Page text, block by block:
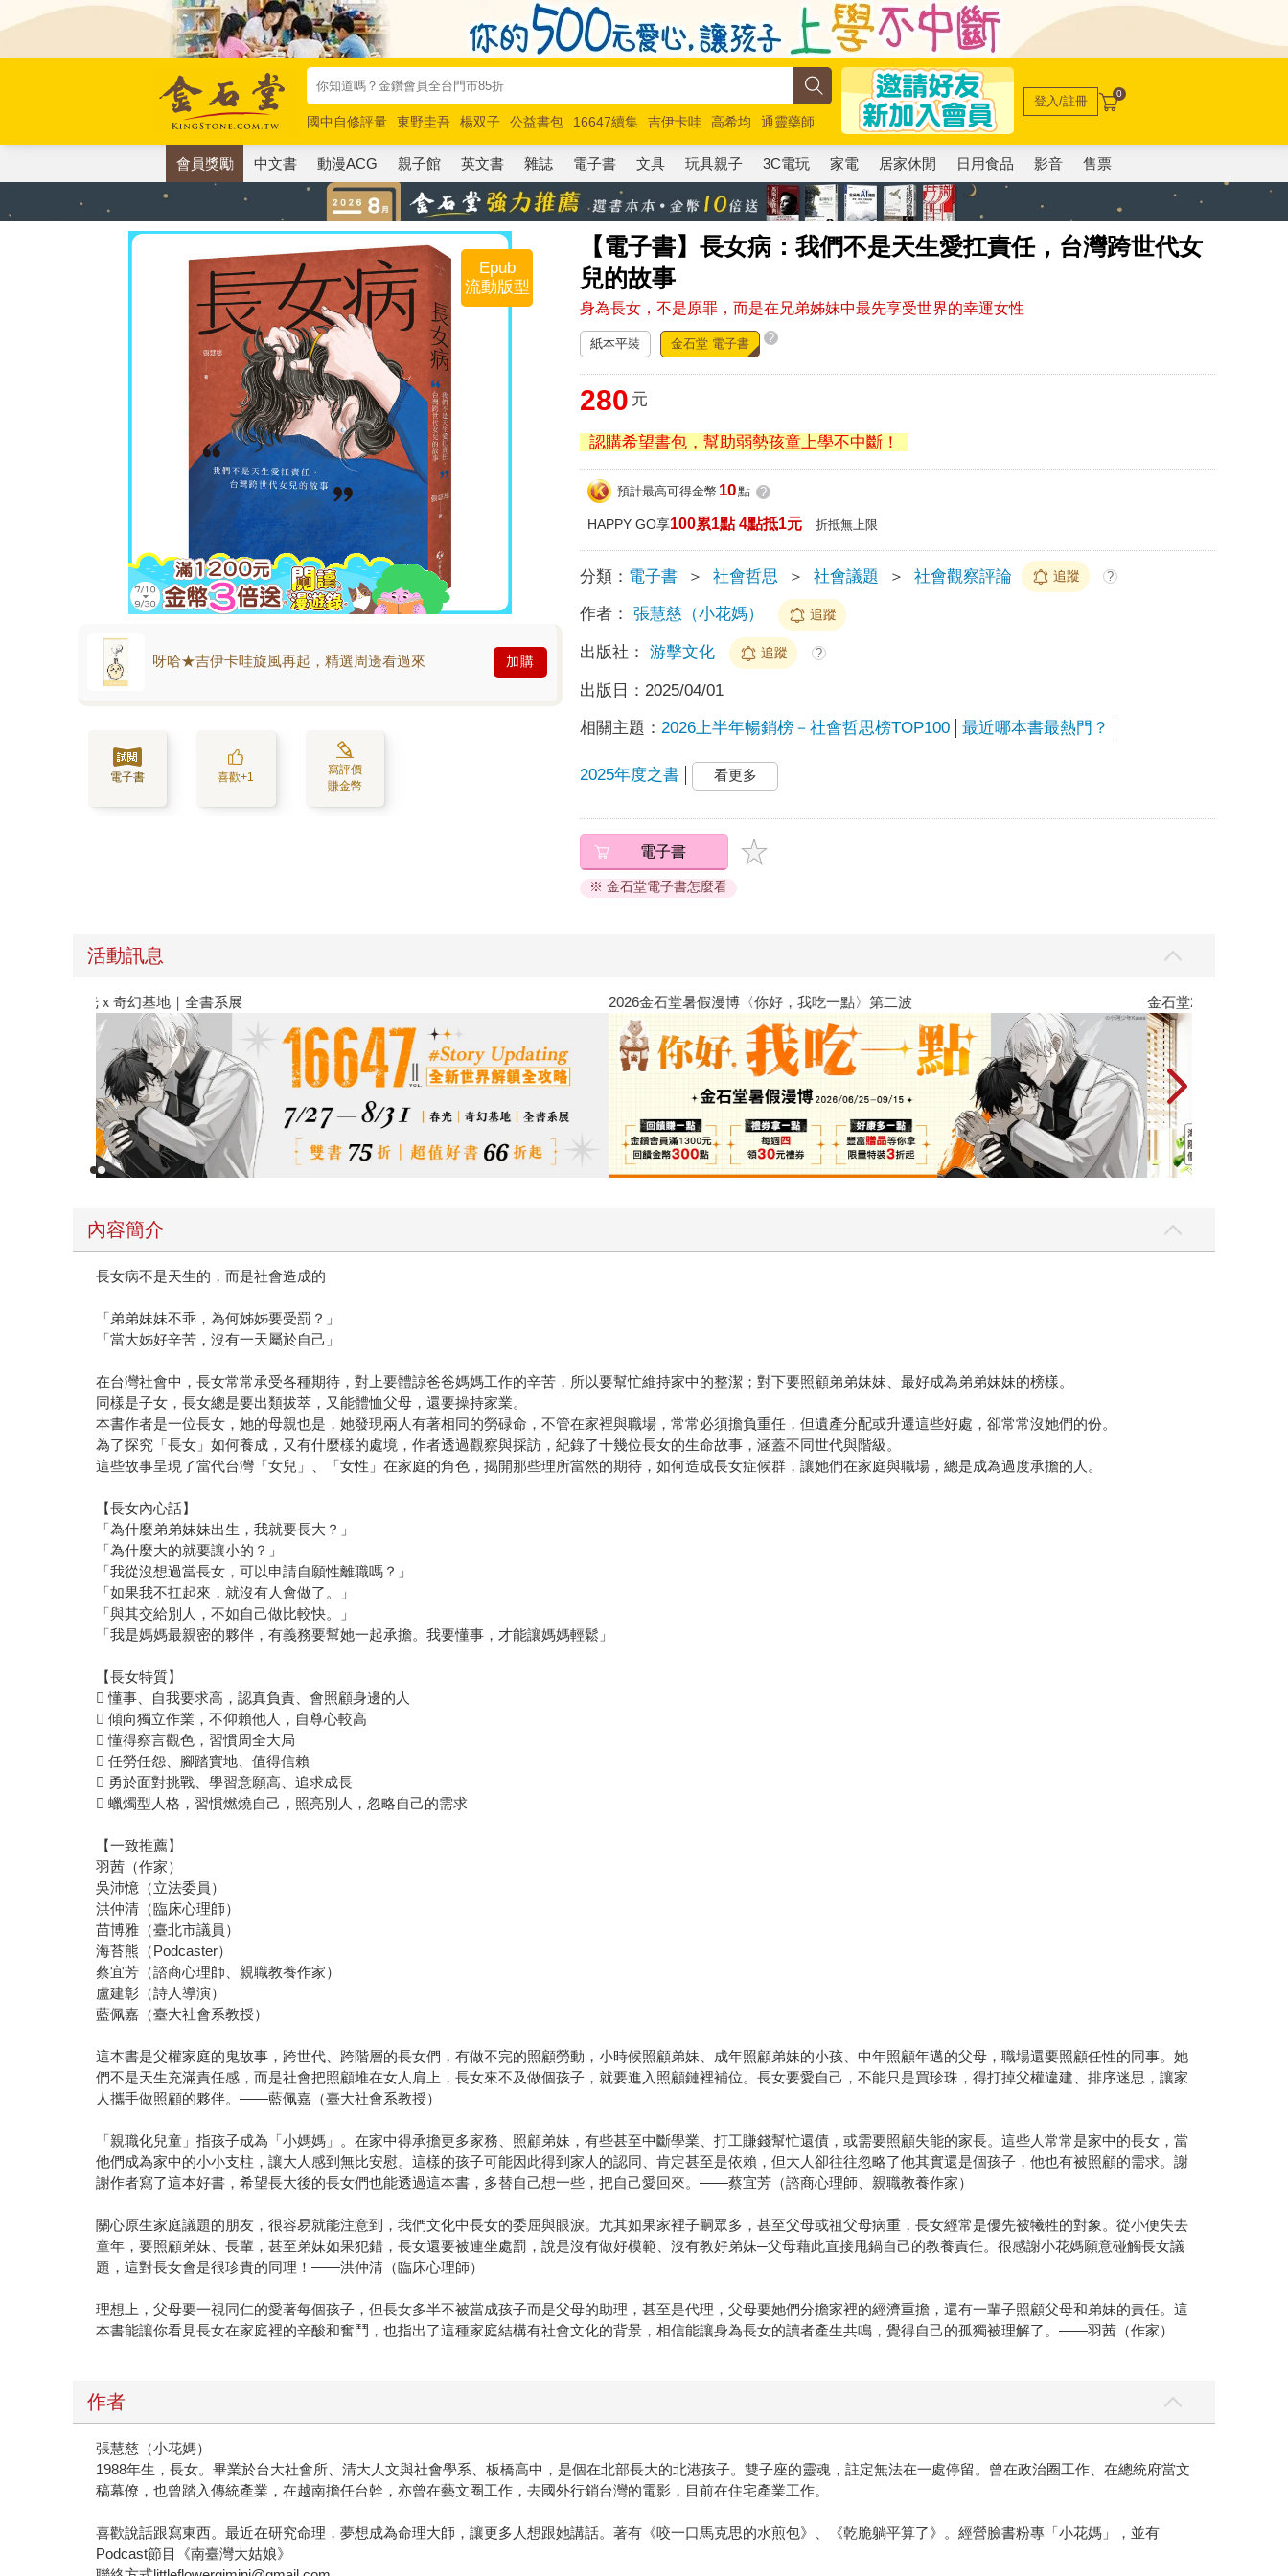
國中自修評量 東野圭吾 楊双子 公益書包 16647續集 吉伊卡哇 高希均
通靈藥師
唯紅花綻放
奧德賽 路邊攤新作 馬斯克 玩具總動員5 超慢跑
登入/註冊 0
會員獎勵 中文書 動漫ACG 親子館 英文書 雜誌 電子書 文具 玩具親子 3C電玩 家電 居家休閒 日用食品 影音 售票
【電子書】長女病：我們不是天生愛扛責任，台灣跨世代女
兒的故事
身為長女，不是原罪，而是在兄弟姊妹中最先享受世界的幸運女性
Epub
流動版型
呀哈★吉伊卡哇旋風再起，精選周邊看過來 加購
電子書 喜歡+1
寫評價
賺金幣
紙本平裝 金石堂 電子書 ?
280 元
認購希望書包，幫助弱勢孩童上學不中斷！
預計最高可得金幣 10點 ?
HAPPY GO享100累1點 4點抵1元 折抵無上限
分類： 電子書 ＞ 社會哲思 ＞ 社會議題 ＞ 社會觀察評論 追蹤 ?
作者： 張慧慈（小花媽） 追蹤
出版社： 游擊文化 追蹤 ?
出版日： 2025/04/01
相關主題： 2026上半年暢銷榜－社會哲思榜TOP100 最近哪本書最熱門？
2025年度之書 看更多
電子書
※ 金石堂電子書怎麼看
活動訊息
春光ｘ奇幻基地｜全書系展 2026金石堂暑假漫博〈你好，我吃一點〉第二波 金石堂2026海
內容簡介
長女病不是天生的，而是社會造成的
「弟弟妹妹不乖，為何姊姊要受罰？」
「當大姊好辛苦，沒有一天屬於自己」
在台灣社會中，長女常常承受各種期待，對上要體諒爸爸媽媽工作的辛苦，所以要幫忙維持家中的整潔；對下要照顧弟弟妹妹、最好成為弟弟妹妹的榜樣。
同樣是子女，長女總是要出類拔萃，又能體恤父母，還要操持家業。
本書作者是一位長女，她的母親也是，她發現兩人有著相同的勞碌命，不管在家裡與職場，常常必須擔負重任，但遺產分配或升遷這些好處，卻常常沒她們的份。
為了探究「長女」如何養成，又有什麼樣的處境，作者透過觀察與採訪，紀錄了十幾位長女的生命故事，涵蓋不同世代與階級。
這些故事呈現了當代台灣「女兒」、「女性」在家庭的角色，揭開那些理所當然的期待，如何造成長女症候群，讓她們在家庭與職場，總是成為過度承擔的人。
【長女內心話】
「為什麼弟弟妹妹出生，我就要長大？」
「為什麼大的就要讓小的？」
「我從沒想過當長女，可以申請自願性離職嗎？」
「如果我不扛起來，就沒有人會做了。」
「與其交給別人，不如自己做比較快。」
「我是媽媽最親密的夥伴，有義務要幫她一起承擔。我要懂事，才能讓媽媽輕鬆」
【長女特質】
 懂事、自我要求高，認真負責、會照顧身邊的人
 傾向獨立作業，不仰賴他人，自尊心較高
 懂得察言觀色，習慣周全大局
 任勞任怨、腳踏實地、值得信賴
 勇於面對挑戰、學習意願高、追求成長
 蠟燭型人格，習慣燃燒自己，照亮別人，忽略自己的需求
【一致推薦】
羽茜（作家）
吳沛憶（立法委員）
洪仲清（臨床心理師）
苗博雅（臺北市議員）
海苔熊（Podcaster）
蔡宜芳（諮商心理師、親職教養作家）
盧建彰（詩人導演）
藍佩嘉（臺大社會系教授）
這本書是父權家庭的鬼故事，跨世代、跨階層的長女們，有做不完的照顧勞動，小時候照顧弟妹、成年照顧弟妹的小孩、中年照顧年邁的父母，職場還要照顧任性的同事。她
們不是天生充滿責任感，而是社會把照顧堆在女人肩上，長女來不及做個孩子，就要進入照顧鏈裡補位。長女要愛自己，不能只是買珍珠，得打掉父權違建、排序迷思，讓家
人攜手做照顧的夥伴。——藍佩嘉（臺大社會系教授）
「親職化兒童」指孩子成為「小媽媽」。在家中得承擔更多家務、照顧弟妹，有些甚至中斷學業、打工賺錢幫忙還債，或需要照顧失能的家長。這些人常常是家中的長女，當
他們成為家中的小小支柱，讓大人感到無比安慰。這樣的孩子可能因此得到家人的認同、肯定甚至是依賴，但大人卻往往忽略了他其實還是個孩子，他也有被照顧的需求。謝
謝作者寫了這本好書，希望長大後的長女們也能透過這本書，多替自己想一些，把自己愛回來。——蔡宜芳（諮商心理師、親職教養作家）
關心原生家庭議題的朋友，很容易就能注意到，我們文化中長女的委屈與眼淚。尤其如果家裡子嗣眾多，甚至父母或祖父母病重，長女經常是優先被犧牲的對象。從小便失去
童年，要照顧弟妹、長輩，甚至弟妹如果犯錯，長女還要被連坐處罰，說是沒有做好模範、沒有教好弟妹─父母藉此直接甩鍋自己的教養責任。很感謝小花媽願意碰觸長女議
題，這對長女會是很珍貴的同理！——洪仲清（臨床心理師）
理想上，父母要一視同仁的愛著每個孩子，但長女多半不被當成孩子而是父母的助理，甚至是代理，父母要她們分擔家裡的經濟重擔，還有一輩子照顧父母和弟妹的責任。這
本書能讓你看見長女在家庭裡的辛酸和奮鬥，也指出了這種家庭結構有社會文化的背景，相信能讓身為長女的讀者產生共鳴，覺得自己的孤獨被理解了。——羽茜（作家）
作者
張慧慈（小花媽）
1988年生，長女。畢業於台大社會所、清大人文與社會學系、板橋高中，是個在北部長大的北港孩子。雙子座的靈魂，註定無法在一處停留。曾在政治圈工作、在總統府當文
稿幕僚，也曾踏入傳統產業，在越南擔任台幹，亦曾在藝文圈工作，去國外行銷台灣的電影，目前在住宅產業工作。
喜歡說話跟寫東西。最近在研究命理，夢想成為命理大師，讓更多人想跟她講話。著有《咬一口馬克思的水煎包》、《乾脆躺平算了》。經營臉書粉專「小花媽」，並有
Podcast節目《南臺灣大姑娘》